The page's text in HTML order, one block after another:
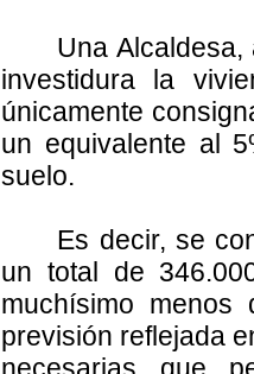
Una
investidura la
únicamente
un equivalente al
suelo.
Es decir, se
un total de
muchísimo
previsión reflejada